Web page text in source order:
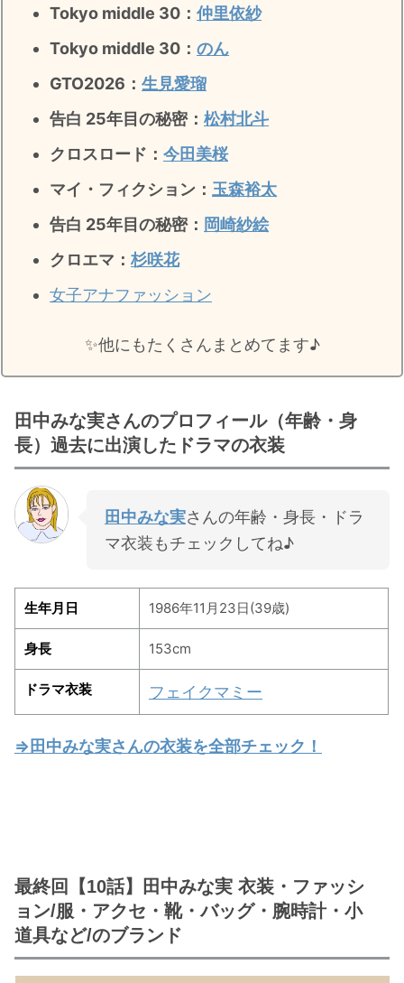
Tokyo middle 30： 仲里依紗
Tokyo middle 30： のん
GTO2026： 生見愛瑠
告白 25年目の秘密： 松村北斗
クロスロード： 今田美桜
マイ・フィクション： 玉森裕太
告白 25年目の秘密： 岡崎紗絵
クロエマ： 杉咲花
女子アナファッション
✨️他にもたくさんまとめてます♪
田中みな実さんのプロフィール（年齢・身
長）過去に出演したドラマの衣装
田中みな実さんの年齢・身長・ドラ
マ衣装もチェックしてね♪
生年月日 1986年11月23日(39歳)
身長 153cm
ドラマ衣装 フェイクマミー
⇒田中みな実さんの衣装を全部チェック！
最終回【10話】田中みな実 衣装・ファッシ
ョン/服・アクセ・靴・バッグ・腕時計・小
道具など/のブランド